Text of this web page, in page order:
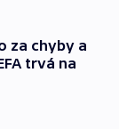
za chyby a
trvá na